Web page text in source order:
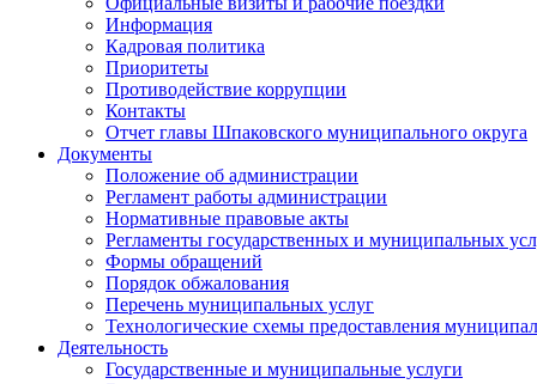
Информация
Кадровая политика
Приоритеты
Противодействие коррупции
Контакты
Отчет главы Шпаковского муниципального округа
Документы
Положение об администрации
Регламент работы администрации
Нормативные правовые акты
Регламенты государственных и муниципальных
Формы обращений
Порядок обжалования
Перечень муниципальных услуг
Технологические схемы предоставления
Деятельность
Государственные и муниципальные услуги